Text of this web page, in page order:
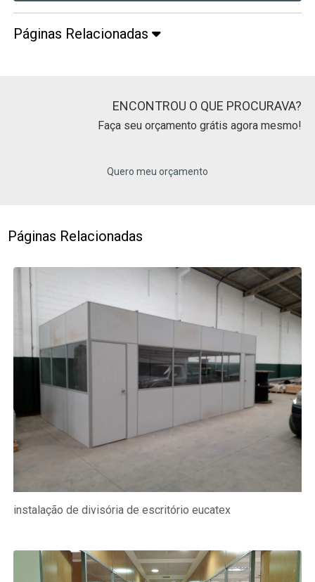
Páginas Relacionadas
ENCONTROU O QUE PROCURAVA?
Faça seu orçamento grátis agora mesmo!
Quero meu orçamento
Páginas Relacionadas
instalação de divisória de escritório eucatex